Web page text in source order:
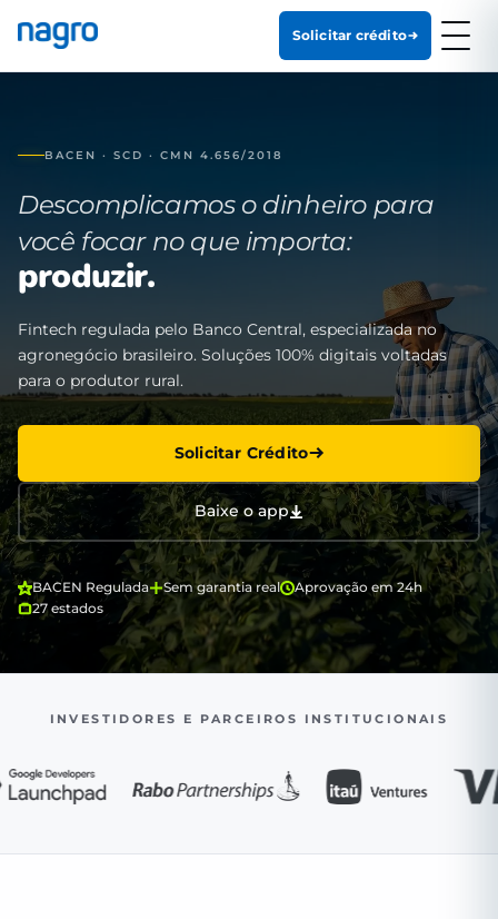
Solicitar crédito
BACEN · SCD · CMN 4.656/2018
Descomplicamos o dinheiro para
você focar no que importa:
produzir.
Fintech regulada pelo Banco Central, especializada no
agronegócio brasileiro. Soluções 100% digitais voltadas
para o produtor rural.
Solicitar Crédito
Baixe o app
BACEN Regulada Sem garantia real
Aprovação em 24h
27 estados
INVESTIDORES E PARCEIROS INSTITUCIONAIS